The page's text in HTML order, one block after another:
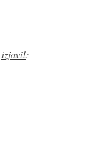
izjavil: